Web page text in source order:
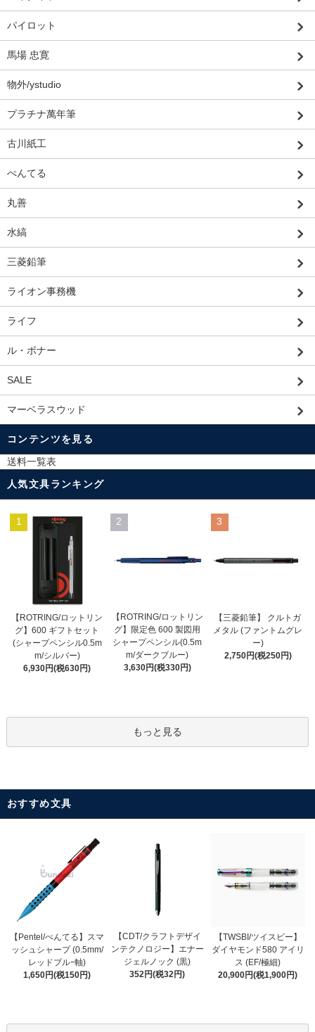
パイロット
馬場 忠寛
物外/ystudio
プラチナ萬年筆
古川紙工
ぺんてる
丸善
水縞
三菱鉛筆
ライオン事務機
ライフ
ル・ボナー
SALE
マーベラスウッド
コンテンツを見る
送料一覧表
人気文具ランキング
1
【ROTRING/ロットリン
グ】600 ギフトセット
(シャープペンシル0.5m
m/シルバー)
6,930円(税630円)
2
【ROTRING/ロットリン
グ】限定色 600 製図用
シャープペンシル(0.5m
m/ダークブルー)
3,630円(税330円)
3
【三菱鉛筆】 クルトガ
メタル (ファントムグレ
ー)
2,750円(税250円)
もっと見る
おすすめ文具
【Pentel/ぺんてる】スマ
ッシュシャープ (0.5mm/
レッドブルｰ軸)
1,650円(税150円)
【CDT/クラフトデザイ
ンテクノロジー】エナー
ジェルノック (黒)
352円(税32円)
【TWSBI/ツイスビー】
ダイヤモンド580 アイリ
ス (EF/極細)
20,900円(税1,900円)